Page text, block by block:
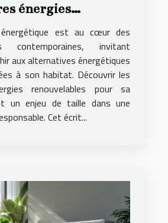
énergies
pour votre
est au cœur des
contemporaines, invitant
aux alternatives énergétiques
à son habitat. Découvrir les
renouvelables pour sa
un enjeu de taille dans une
Cet écrit...